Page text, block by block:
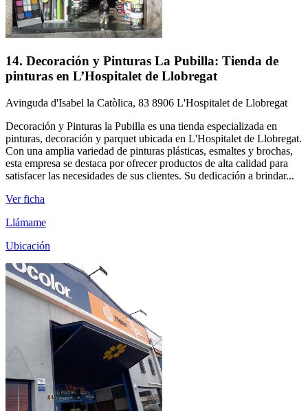
14. Decoración y Pinturas La Pubilla: Tienda de
pinturas en L’Hospitalet de Llobregat
Avinguda d'Isabel la Catòlica, 83 8906 L'Hospitalet de Llobregat
Decoración y Pinturas la Pubilla es una tienda especializada en
pinturas, decoración y parquet ubicada en L'Hospitalet de Llobregat.
Con una amplia variedad de pinturas plásticas, esmaltes y brochas,
esta empresa se destaca por ofrecer productos de alta calidad para
satisfacer las necesidades de sus clientes. Su dedicación a brindar...
Ver ficha
Llámame
Ubicación